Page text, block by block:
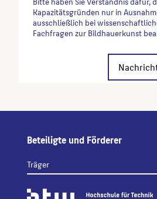
Kapazitätsgründen nur in
ausschließlich bei
Fachfragen zur Bildhauerkunst
Beteiligte und Förderer
Träger